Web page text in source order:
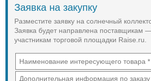
Заявка на закупку
Разместите заявку на солнечный
Заявка будет направлена поставщикам
участникам торговой площадки Raise.ru.